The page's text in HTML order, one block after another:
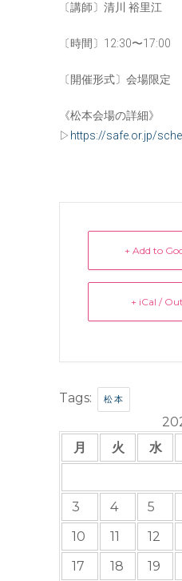
入会について
開運MAPS
〔講師〕清川 裕里江
〔時間〕12:30〜17:00
〔開催形式〕会場限定
《松本会場の詳細》
▷ https://safe.or.jp/
+ Add to
+ iCal /
Tags: 松本
月
火 水
3
4 5
10
11 12
17
18 19